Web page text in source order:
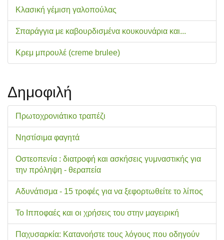
Κλασική γέμιση γαλοπούλας
Σπαράγγια με καβουρδισμένα κουκουνάρια και...
Κρεμ μπρουλέ (creme brulee)
Δημοφιλή
Πρωτοχρονιάτικο τραπέζι
Νηστίσιμα φαγητά
Οστεοπενία : διατροφή και ασκήσεις γυμναστικής για
την πρόληψη - θεραπεία
Αδυνάτισμα - 15 τροφές για να ξεφορτωθείτε το λίπος
Το Ιπποφαές και οι χρήσεις του στην μαγειρική
Παχυσαρκία: Κατανοήστε τους λόγους που οδηγούν